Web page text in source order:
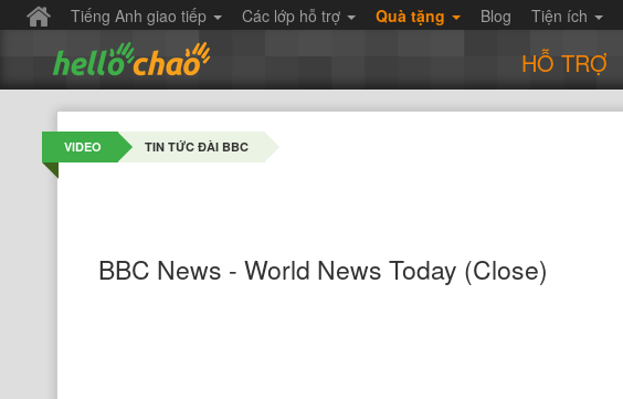
Tiếng Anh giao tiếp Các lớp hỗ trợ Quà tặng Blog Tiện ích
HỖ TRỢ
VIDEO TIN TỨC ĐÀI BBC
BBC News - World News Today (Close)